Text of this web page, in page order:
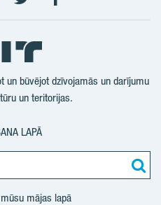
Seko
mums
Twtitter
Seko
un būvējot dzīvojamās un darījumu
un teritorijas.
LAPĀ
mājas lapā